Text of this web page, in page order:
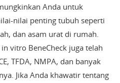
Anda untuk
nilai penting tubuh seperti
dan asam urat di rumah.
vitro BeneCheck juga telah
TFDA, NMPA, dan banyak
Jika Anda khawatir tentang